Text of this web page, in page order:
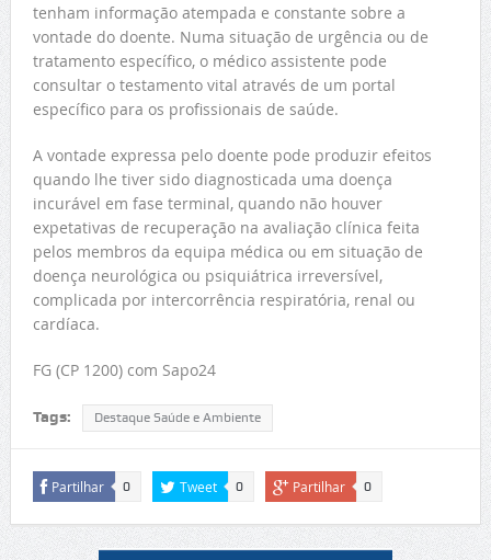
tenham informação atempada e constante sobre a
vontade do doente. Numa situação de urgência ou de
tratamento específico, o médico assistente pode
consultar o testamento vital através de um portal
específico para os profissionais de saúde.
A vontade expressa pelo doente pode produzir efeitos
quando lhe tiver sido diagnosticada uma doença
incurável em fase terminal, quando não houver
expetativas de recuperação na avaliação clínica feita
pelos membros da equipa médica ou em situação de
doença neurológica ou psiquiátrica irreversível,
complicada por intercorrência respiratória, renal ou
cardíaca.
FG (CP 1200) com Sapo24
Tags: Destaque Saúde e Ambiente
Partilhar 0 Tweet 0 Partilhar 0